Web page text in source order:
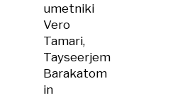
umetniki
Vero
Tamari,
Tayseerjem
Barakatom
in